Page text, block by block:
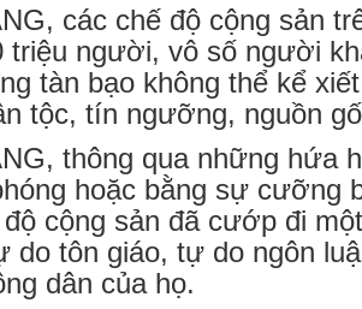
các chế độ cộng sản
triệu người, vô số người
tàn bạo không thể kể
tộc, tín ngưỡng, nguồn
thông qua những hứa
hoặc bằng sự cưỡng
cộng sản đã cướp đi
do tôn giáo, tự do ngôn
dân của họ.